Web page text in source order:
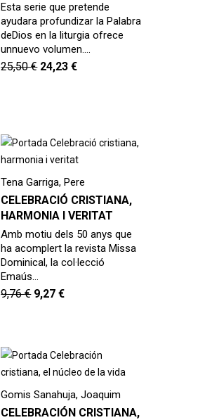
Esta serie que pretende
ayudara profundizar la Palabra
deDios en la liturgia ofrece
unnuevo volumen.…
25,50€ 24,23€
Tena Garriga, Pere
CELEBRACIÓ CRISTIANA,
HARMONIA I VERITAT
Amb motiu dels 50 anys que
ha acomplert la revista Missa
Dominical, la col·lecció
Emaús…
9,76€ 9,27€
Gomis Sanahuja, Joaquim
CELEBRACIÓN CRISTIANA,